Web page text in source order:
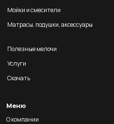
Мойки и смесители
Матрасы, подушки, аксессуары
Полезные мелочи
Услуги
Скачать
Меню
О компании